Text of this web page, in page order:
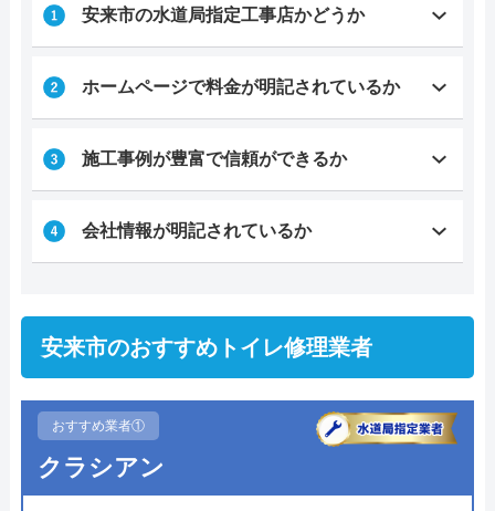
安来市の水道局指定工事店かどうか
ホームページで料金が明記されているか
施工事例が豊富で信頼ができるか
会社情報が明記されているか
安来市のおすすめトイレ修理業者
おすすめ業者①
クラシアン